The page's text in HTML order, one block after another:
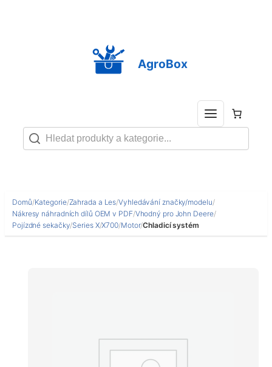
AgroBox
Domů/Kategorie/Zahrada a Les/Vyhledávání značky/modelu/
Nákresy náhradních dílů OEM v PDF/Vhodný pro John Deere/
Pojízdné sekačky/Series X/X700/Motor/Chladicí systém